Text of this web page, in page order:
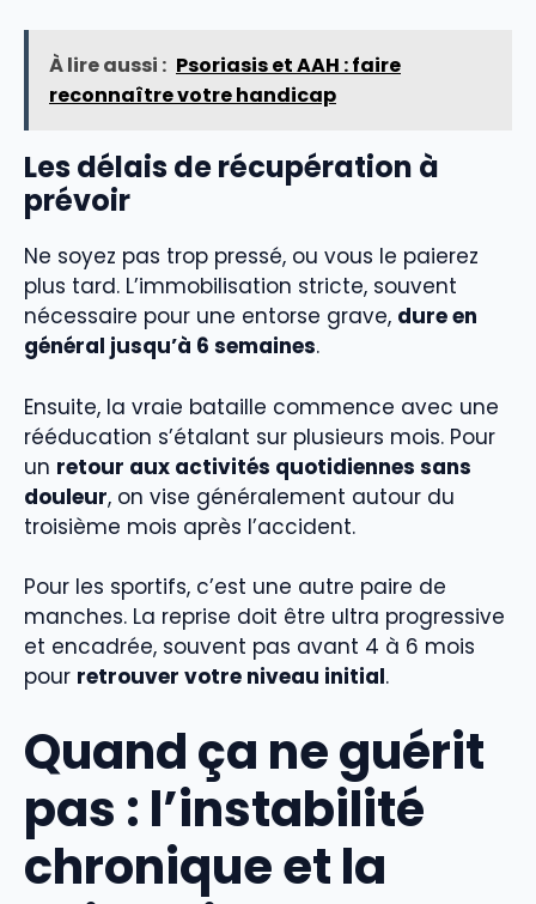
À lire aussi : Psoriasis et AAH : faire
reconnaître votre handicap
Les délais de récupération à
prévoir
Ne soyez pas trop pressé, ou vous le paierez
plus tard. L’immobilisation stricte, souvent
nécessaire pour une entorse grave, dure en
général jusqu’à 6 semaines.
Ensuite, la vraie bataille commence avec une
rééducation s’étalant sur plusieurs mois. Pour
un retour aux activités quotidiennes sans
douleur, on vise généralement autour du
troisième mois après l’accident.
Pour les sportifs, c’est une autre paire de
manches. La reprise doit être ultra progressive
et encadrée, souvent pas avant 4 à 6 mois
pour retrouver votre niveau initial.
Quand ça ne guérit
pas : l’instabilité
chroniqueet la